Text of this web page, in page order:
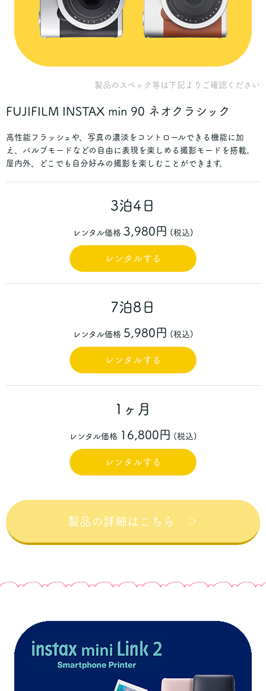
製品のスペック等は下記よりご確認ください
FUJIFILM INSTAX min 90 ネオクラシック
高性能フラッシュや、写真の濃淡をコントロールできる機能に加
え、バルブモードなどの自由に表現を楽しめる撮影モードを搭載。
屋内外、どこでも自分好みの撮影を楽しむことができます。
3泊4日
レンタル価格 3,980円 (税込)
レンタルする
7泊8日
レンタル価格 5,980円 (税込)
レンタルする
1ヶ月
レンタル価格 16,800円 (税込)
レンタルする
製品の詳細はこちら ＞